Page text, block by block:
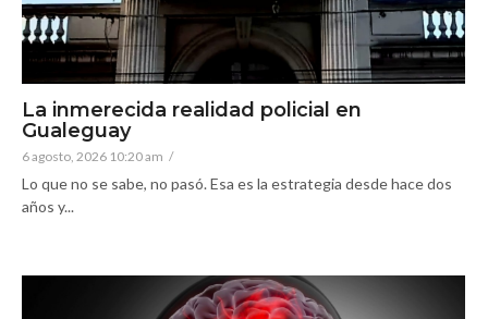
La inmerecida realidad policial en
Gualeguay
6 agosto, 2026 10:20 am /
Lo que no se sabe, no pasó. Esa es la estrategia desde hace dos
años y...